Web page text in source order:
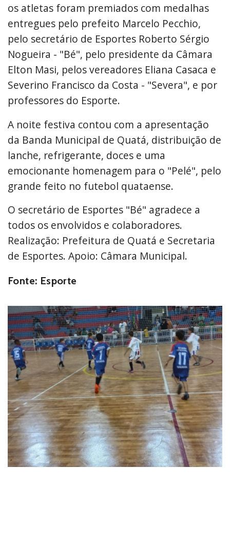
os atletas foram premiados com medalhas
entregues pelo prefeito Marcelo Pecchio,
pelo secretário de Esportes Roberto Sérgio
Nogueira - "Bé", pelo presidente da Câmara
Elton Masi, pelos vereadores Eliana Casaca e
Severino Francisco da Costa - "Severa", e por
professores do Esporte.
A noite festiva contou com a apresentação
da Banda Municipal de Quatá, distribuição de
lanche, refrigerante, doces e uma
emocionante homenagem para o "Pelé", pelo
grande feito no futebol quataense.
O secretário de Esportes "Bé" agradece a
todos os envolvidos e colaboradores.
Realização: Prefeitura de Quatá e Secretaria
de Esportes. Apoio: Câmara Municipal.
Fonte: Esporte